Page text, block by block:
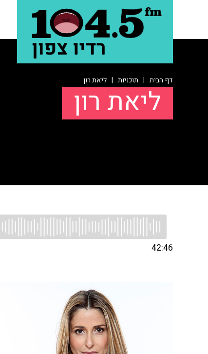
דף הבית | תוכניות | ליאת רון
ליאת רון
42:46